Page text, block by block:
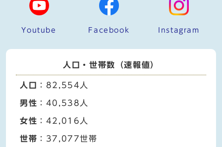
Youtube Facebook Instagram
人口・世帯数（速報値）
人口 ：82,554人
男性 ：40,538人
女性 ：42,016人
世帯 ：37,077世帯